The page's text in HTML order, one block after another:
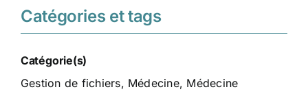
Catégories et tags
Catégorie(s)
Gestion de fichiers, Médecine, Médecine